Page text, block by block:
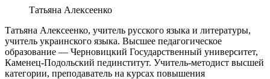
Татьяна Алексеенко
Татьяна Алексеенко, учитель русского языка и литературы,
учитель украинского языка. Высшее педагогическое
образование — Черновицкий Государственный университет,
Каменец-Подольский пединститут. Учитель-методист высшей
категории, преподаватель на курсах повышения